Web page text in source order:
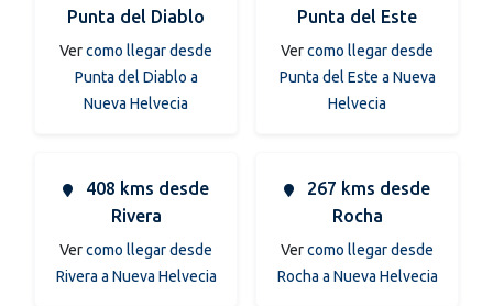
Punta del Diablo
Vercomo llegar desde
Punta del Diablo a
Nueva Helvecia
Punta del Este
Vercomo llegar desde
Punta del Este a Nueva
Helvecia
408 kms desde
Rivera
Vercomo llegar desde
Rivera a Nueva Helvecia
267 kms desde
Rocha
Vercomo llegar desde
Rocha a Nueva Helvecia